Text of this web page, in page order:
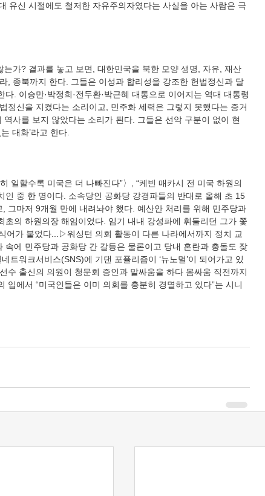
유신 시절에도 철저한 자유주의자였다는 사실을 아는 사람은 극
, 종북까지 한다. 그들은 이성과 합리성을 강조한 헌법정신과 달
. 이승만·박정희·전두환·박근혜 대통으로 이어지는 역대 대통령
정신을 지켰다는 소리이고, 민주화 세력은 그렇지 못했다는 증거
사를 보지 않았다는 소리가 된다. 그들은 선악 구분이 없이 현
중 한 명이다. 소속당인 공화당 강경파들의 반대로 올해 초 15
그마저 9개월 만에 내려놔야 했다. 예산안 처리를 위해 민주당과
의 하원의장 해임이었다. 임기 내내 강성파에 휘둘리던 그가 쫓
어가 붙었다...▷워싱턴 의회 활동이 다른 나라에서까지 정치 교
에 민주당과 공화당 간 갈등은 물론이고 당내 혼란과 충돌도 잦
트워크서비스(SNS)에 기댄 포퓰리즘이 ‘뉴노멀’이 되어가고 있
수 출신의 의원이 청문회 증인과 말싸움을 하다 몸싸움 직전까지
에서 “미국인들은 이미 의회를 충분히 경멸하고 있다”는 시니